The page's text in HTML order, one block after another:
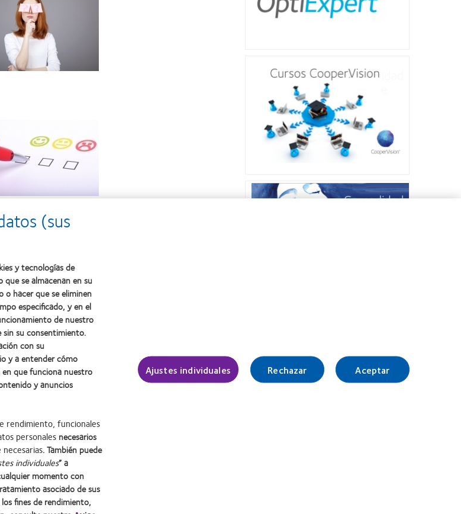
Learn
more
about
Premio
de
usuario Condiciones Gestionar preferencias de cookies
(sus
y tecnologías de
se almacenan en su
o hacer que se eliminen
especificado, y en el
de nuestro
su consentimiento.
con su
y a entender cómo
que funciona nuestro
y anuncios
rendimiento, funcionales
personales necesarios
. También puede
individuales” a
momento con
asociado de sus
fines de rendimiento,
Ajustes individuales Rechazar Aceptar